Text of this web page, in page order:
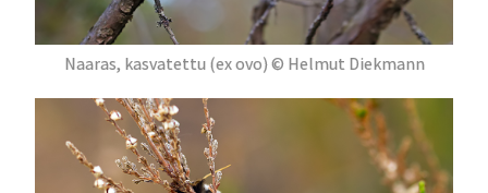
Naaras, kasvatettu (ex ovo) © Helmut Diekmann